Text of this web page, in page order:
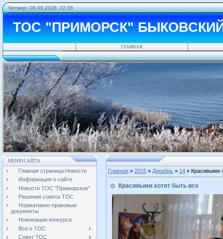
Четверг, 06.08.2026, 22:36
ТОС "ПРИМОРСК"
ГЛАВНАЯ
МЕНЮ САЙТА
Главная страница.Новости
Информация о сайте
Новости ТОС "Приморское"
Решения совета ТОС
Нормативно-правовые
документы
Номинации конкурса
Всё о ТОС
Совет ТОС
Главная » 2015 » Декабрь » 14 » Красивыми
Красивыми хотят быть все